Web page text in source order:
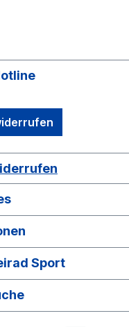
Sport